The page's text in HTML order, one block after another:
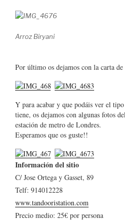
Arroz Biryani
Por último os dejamos con la carta de
Y para acabar y que podáis ver el
tiene, os dejamos con algunas fotos
estación de metro de Londres.
Esperamos que os guste!!
Información del sitio
C/ Jose Ortega y Gasset, 89
Telf: 914012228
www.tandooristation.com
Precio medio: 25€ por persona